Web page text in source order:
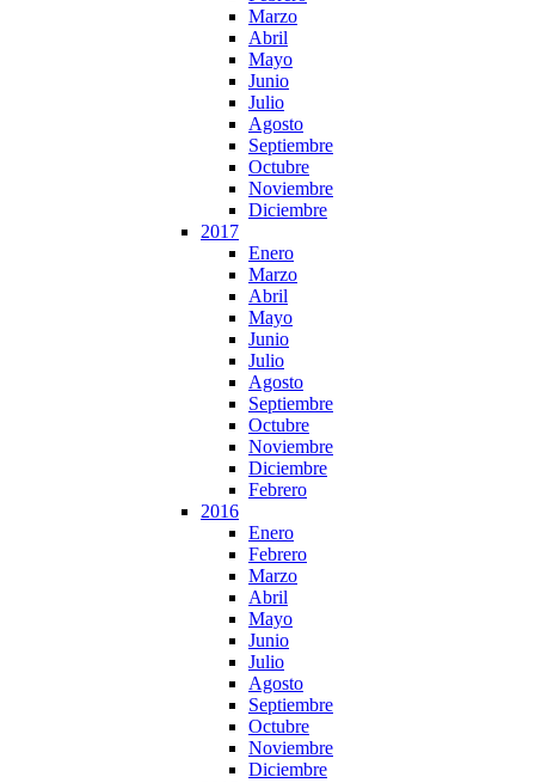
Marzo
Abril
Mayo
Junio
Julio
Agosto
Septiembre
Octubre
Noviembre
Diciembre
2017
Enero
Marzo
Abril
Mayo
Junio
Julio
Agosto
Septiembre
Octubre
Noviembre
Diciembre
Febrero
2016
Enero
Febrero
Marzo
Abril
Mayo
Junio
Julio
Agosto
Septiembre
Octubre
Noviembre
Diciembre